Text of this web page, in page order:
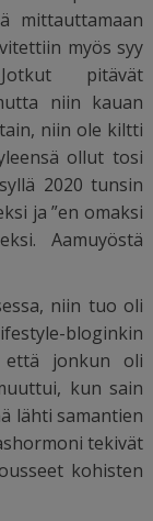
mittauttamaan
myös syy
pitävät
niin kauan
niin ole kiltti
ollut tosi
2020 tunsin
ja ”en omaksi
Aamuyöstä
niin tuo oli
bloginkin
että jonkun oli
kun sain
lähti samantien
tekivät
kohisten